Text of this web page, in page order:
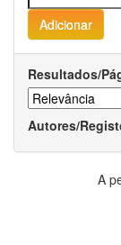
Resultados/
Autores/
A